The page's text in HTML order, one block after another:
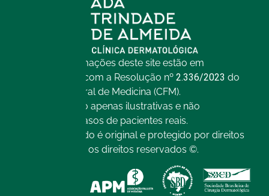
Todas as informações deste site estão em
conformidade com a Resolução nº 2.336/2023 do
Conselho Federal de Medicina (CFM).
As imagens são apenas ilustrativas e não
representam casos de pacientes reais.
Todo o conteúdo é original e protegido por direitos
autorais. Todos os direitos reservados ©.